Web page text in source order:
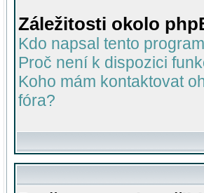
Záležitosti okolo
Kdo napsal tento
Proč není k dispozici
Koho mám kontaktovat
fóra?